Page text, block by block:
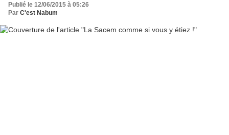
Publié le 12/06/2015 à 05:26
Par C'est Nabum